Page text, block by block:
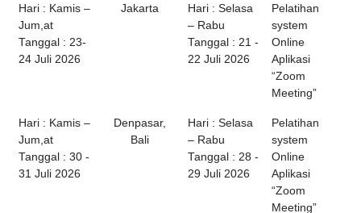
Hari : Kamis –
Jum,at
Tanggal : 23-
24 Juli 2026
Jakarta
Hari : Selasa
– Rabu
Tanggal : 21 -
22 Juli 2026
Pelatihan
system
Online
Aplikasi
“Zoom
Meeting”
Hari : Kamis –
Jum,at
Tanggal : 30 -
31 Juli 2026
Denpasar,
Bali
Hari : Selasa
– Rabu
Tanggal : 28 -
29 Juli 2026
Pelatihan
system
Online
Aplikasi
“Zoom
Meeting”